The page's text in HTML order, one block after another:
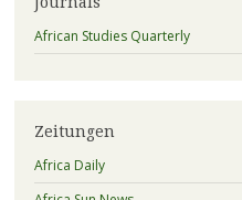
African Studies Quarterly
Zeitungen
Africa Daily